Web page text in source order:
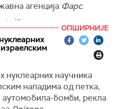
агенција Фарс.
Корпуса исламске
против Израела
летелица
раније него што је
злочине Израела. Други
обећање 3', који се
је рекордан по броју
ОПШИРНИЈЕ
нуклеарних научника
нападима од петка,
аутомобила-бомби, рекла